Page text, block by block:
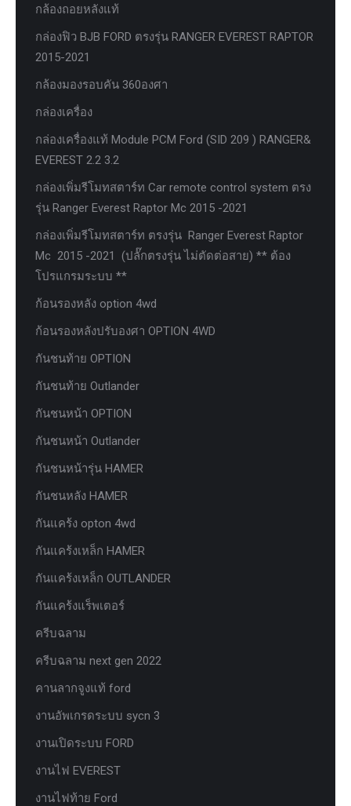
กล้องถอยหลังแท้
กล่องฟิว BJB FORD ตรงรุ่น RANGER EVEREST RAPTOR
2015-2021
กล้องมองรอบคัน 360องศา
กล่องเครื่อง
กล่องเครื่องแท้ Module PCM Ford (SID 209 ) RANGER&
EVEREST 2.2 3.2
กล่องเพิ่มรีโมทสตาร์ท Car remote control system ตรง
รุ่น Ranger Everest Raptor Mc 2015 -2021
กล่องเพิ่มรีโมทสตาร์ท ตรงรุ่น Ranger Everest Raptor
Mc 2015 -2021 (ปลั๊กตรงรุ่น ไม่ตัดต่อสาย) ** ต้อง
โปรแกรมระบบ **
ก้อนรองหลัง option 4wd
ก้อนรองหลังปรับองศา OPTION 4WD
กันชนท้าย OPTION
กันชนท้าย Outlander
กันชนหน้า OPTION
กันชนหน้า Outlander
กันชนหน้ารุ่น HAMER
กันชนหลัง HAMER
กันแคร้ง opton 4wd
กันแคร้งเหล็ก HAMER
กันแคร้งเหล็ก OUTLANDER
กันแคร้งแร็พเตอร์
ครีบฉลาม
ครีบฉลาม next gen 2022
คานลากจูงแท้ ford
งานอัพเกรดระบบ sycn 3
งานเปิดระบบ FORD
งานไฟ EVEREST
งานไฟท้าย Ford